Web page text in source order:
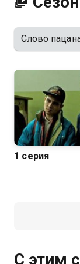
бесплатно в
Слово
1 серия
С этим